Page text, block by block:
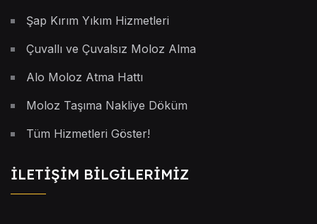
Şap Kırım Yıkım Hizmetleri
Çuvallı ve Çuvalsız Moloz Alma
Alo Moloz Atma Hattı
Moloz Taşıma Nakliye Döküm
Tüm Hizmetleri Göster!
İLETİŞİM BİLGİLERİMİZ